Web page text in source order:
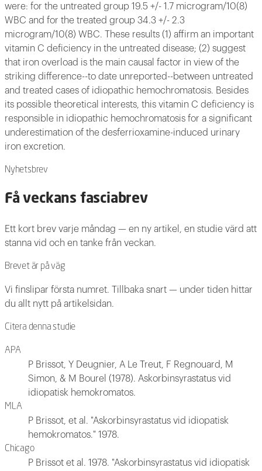
were: for the untreated group 19.5 +/- 1.7 microgram/10(8)
WBC and for the treated group 34.3 +/- 2.3
microgram/10(8) WBC. These results (1) affirm an important
vitamin C deficiency in the untreated disease; (2) suggest
that iron overload is the main causal factor in view of the
striking difference--to date unreported--between untreated
and treated cases of idiopathic hemochromatosis. Besides
its possible theoretical interests, this vitamin C deficiency is
responsible in idiopathic hemochromatosis for a significant
underestimation of the desferrioxamine-induced urinary
iron excretion.
Nyhetsbrev
Få veckans fasciabrev
Ett kort brev varje måndag — en ny artikel, en studie värd att
stanna vid och en tanke från veckan.
Brevet är på väg
Vi finslipar första numret. Tillbaka snart — under tiden hittar
du allt nytt på artikelsidan.
Citera denna studie
APA
P Brissot, Y Deugnier, A Le Treut, F Regnouard, M
Simon, & M Bourel (1978). Askorbinsyrastatus vid
idiopatisk hemokromatos.
MLA
P Brissot, et al. "Askorbinsyrastatus vid idiopatisk
hemokromatos." 1978.
Chicago
P Brissot et al. 1978. "Askorbinsyrastatus vid idiopatisk